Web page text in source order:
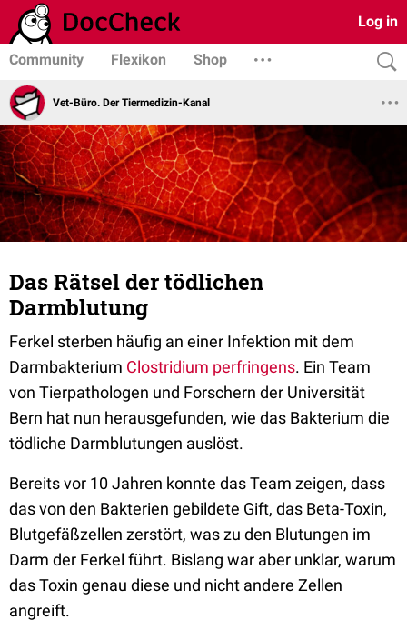
Log in
Community Flexikon Shop
Vet-Büro. Der Tiermedizin-Kanal
Das Rätsel der tödlichen
Darmblutung
Ferkel sterben häufig an einer Infektion mit dem
Darmbakterium Clostridium perfringens. Ein Team
von Tierpathologen und Forschern der Universität
Bern hat nun herausgefunden, wie das Bakterium die
tödliche Darmblutungen auslöst.
Bereits vor 10 Jahren konnte das Team zeigen, dass
das von den Bakterien gebildete Gift, das Beta-Toxin,
Blutgefäßzellen zerstört, was zu den Blutungen im
Darm der Ferkel führt. Bislang war aber unklar, warum
das Toxin genau diese und nicht andere Zellen
angreift.